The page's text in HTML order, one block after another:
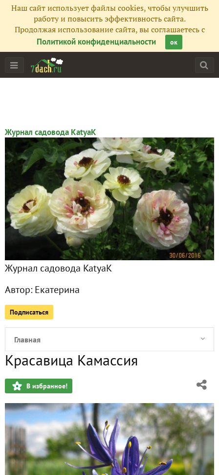
Наш сайт использует файлы cookies, чтобы улучшить
работу и повысить эффективность сайта.
Продолжая использование сайта, вы соглашаетесь с
Политикой конфиденциальности
ок
Журнал садовода KatyaK
Журнал садовода KatyaK
Автор: Екатерина
Подписаться
Главная
Подписчики
Все публикации 54
Фото 451
Сейчас обсуждают
Красавица Камассия
В избранное!